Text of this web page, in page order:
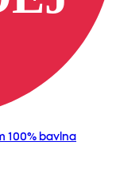
100% bavlna